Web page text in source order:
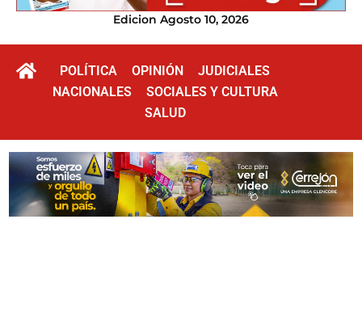
Edicion Agosto 10, 2026
POLÍTICA OPINIÓN
JUDICIALES
NACIONALES
SOCIALES Y CULTURA
SALUD